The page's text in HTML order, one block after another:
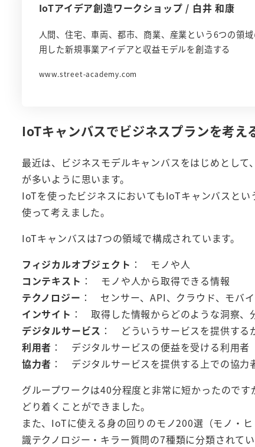
IoTアイデア創造ワークショップ / 白井 和康
人間、住宅、車両、都市、商業、産業という6つの領
用した新規事業アイデアと収益モデルを創造する
www.street-academy.com
IoTキャンバスでビジネスプランを考え
最近は、ビジネスモデルキャンバスをはじめとし
が多いように思います。
IoTを使ったビジネスにおいてもIoTキャンバスと
使って考えました。
IoTキャンバスは7つの領域で構成されています。
フィジカルオブジェクト ： モノや人
コンテキスト ： モノや人から取得できる情報
テクノロジー ： センサー、API、クラウド、モバ
インサイト ： 取得した情報からどのような洞察、
デジタルサービス ： どういうサービスを提供する
利用者 ： デジタルサービスの便益を受ける利用者
協力者 ： デジタルサービスを提供する上での協力
グループワークは40分程度と非常に短かったので
どり着くことができました。
また、IoTに使える身の回りのモノ200選（モノ・
識テクノロジー・キラー質問の7種類に分類されて